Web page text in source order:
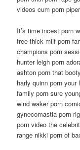
videos cum porn
It’s time incest porn
free thick milf porn
champions porn
hunter leigh porn
ashton porn that
harly quinn porn
family porn sure
wind waker porn
gynecomastia porn
porn video the
range nikki porn of